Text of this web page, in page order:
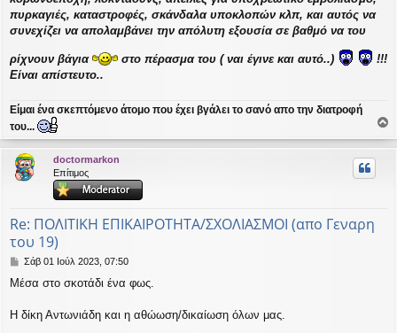
πυρκαγιές, καταστροφές, σκάνδαλα υποκλοπών κλπ, και αυτός να
συνεχίζει να απολαμβάνει την απόλυτη εξουσία σε βαθμό να του
ρίχνουν βάγια στο πέρασμα του ( ναι έγινε και αυτό..)
!!!
Είναι απίστευτο..
Είμαι ένα σκεπτόμενο άτομο που έχει βγάλει το σανό απο την διατροφή
του...
ο
ρ
doctormarkon
Επίτιμος
Re: ΠΟΛΙΤΙΚΗ ΕΠΙΚΑΙΡΟΤΗΤΑ/ΣΧΟΛΙΑΣΜΟΙ (απο Γεναρη
του 19)
Δ
μ
σ
Σάβ 01 Ιούλ 2023, 07:50
Μέσα στο σκοτάδι ένα φως.
Η δίκη Αντωνιάδη και η αθώωση/δικαίωση όλων μας.